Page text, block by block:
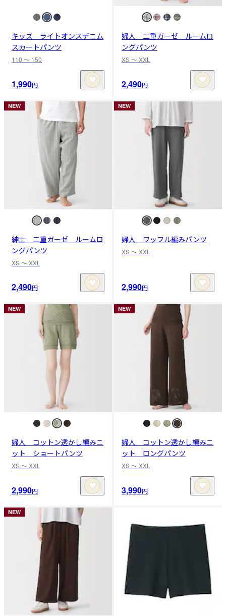
キッズ ライトオンスデニム
スカートパンツ
110 〜 150
1,990円
婦人 二重ガーゼ ルームロ
ングパンツ
XS 〜 XXL
2,490円
NEW
紳士 二重ガーゼ ルームロ
ングパンツ
XS 〜 XXL
2,490円
NEW
婦人 ワッフル編みパンツ
XS 〜 XXL
2,990円
NEW
婦人 コットン透かし編みニ
ット ショートパンツ
XS 〜 XXL
2,990円
NEW
婦人 コットン透かし編みニ
ット ロングパンツ
XS 〜 XXL
3,990円
NEW